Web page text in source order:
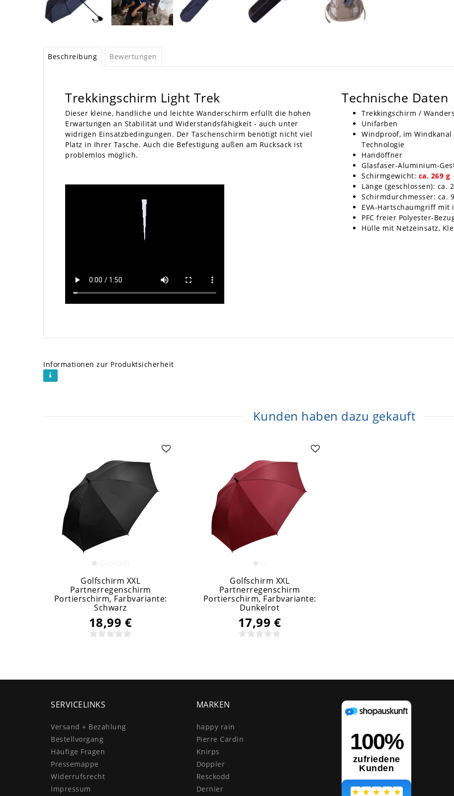
Beschreibung Bewertungen
Trekkingschirm Light Trek
Dieser kleine, handliche und leichte Wanderschirm erfüllt die hohen
Erwartungen an Stabilität und Widerstandsfähigkeit - auch unter
widrigen Einsatzbedingungen. Der Taschenschirm benötigt nicht viel
Platz in Ihrer Tasche. Auch die Befestigung außen am Rucksack ist
problemlos möglich.
Technische Daten
Trekkingschirm /
Unifarben
Windproof, im
Technologie
Handöffner
Glasfaser-Aluminium-
Schirmgewicht: ca. 269 g
Länge (geschlossen): ca.
Schirmdurchmesser: ca.
EVA-Hartschaumgriff
PFC freier Polyester-
Hülle mit Netzeinsatz,
Informationen zur Produktsicherheit
Kunden haben dazu gekauft
Golfschirm XXL
Partnerregenschirm
Portierschirm, Farbvariante:
Schwarz
18,99 €
Golfschirm XXL
Partnerregenschirm
Portierschirm, Farbvariante:
Dunkelrot
17,99 €
SERVICELINKS
Versand + Bezahlung
Bestellvorgang
Häufige Fragen
Pressemappe
Widerrufs­recht
Impressum
MARKEN
happy rain
Pierre Cardin
Knirps
Doppler
Resckodd
Dernier